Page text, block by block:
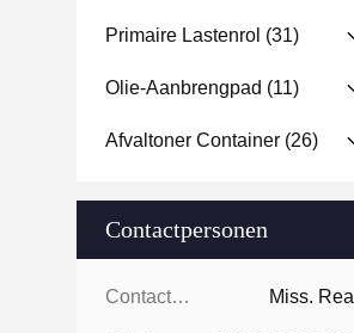
Primaire Lastenrol (31)
Olie-Aanbrengpad (11)
Afvaltoner Container (26)
Contactpersonen
Contactpersonen: Miss. Rea